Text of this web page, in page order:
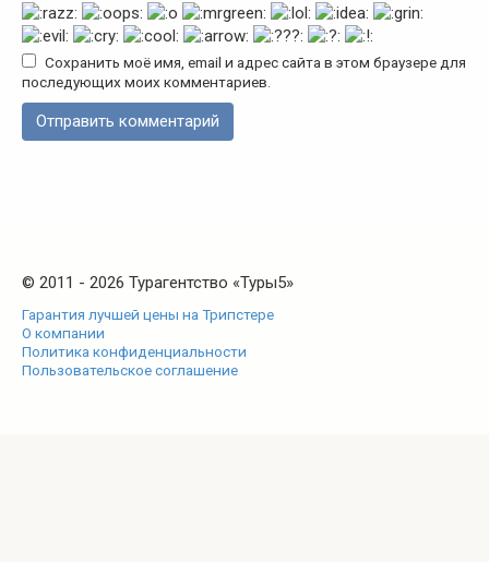
Сохранить моё имя, email и адрес сайта в этом браузере для
последующих моих комментариев.
© 2011 - 2026 Турагентство «Туры5»
Гарантия лучшей цены на Трипстере
О компании
Политика конфиденциальности
Пользовательское соглашение